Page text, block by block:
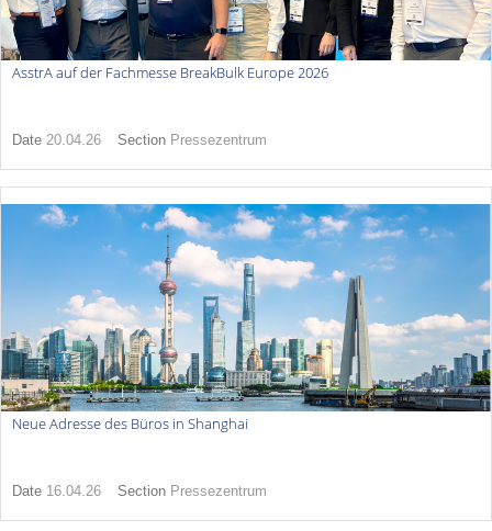
AsstrA auf der Fachmesse BreakBulk Europe 2026
Date 20.04.26 Section Pressezentrum
Neue Adresse des Büros in Shanghai
Date 16.04.26 Section Pressezentrum